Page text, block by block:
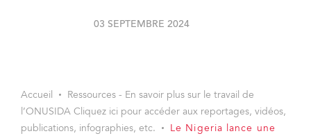
03 SEPTEMBRE 2024
Accueil
Ressources - En savoir plus sur le travail de
l’ONUSIDA Cliquez ici pour accéder aux reportages, vidéos,
publications, infographies, etc.
Le Nigeria lance une